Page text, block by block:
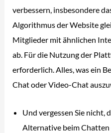
verbessern, insbesondere
Algorithmus der Website
Mitglieder mit ähnlichen
ab. Für die Nutzung der
erforderlich. Alles, was ein
Chat oder Video-Chat
Und vergessen Sie nicht,
Alternative beim